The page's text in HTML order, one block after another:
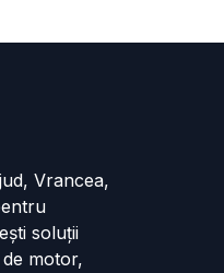
Vrancea,
soluții
motor,